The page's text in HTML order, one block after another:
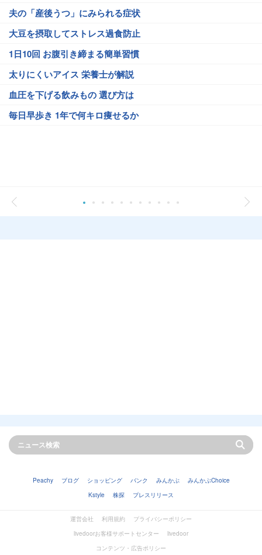
夫の「産後うつ」にみられる症状
大豆を摂取してストレス過食防止
1日10回 お腹引き締まる簡単習慣
太りにくいアイス 栄養士が解説
血圧を下げる飲みもの 選び方は
毎日早歩き 1年で何キロ痩せるか
Peachy ブログ ショッピング バンク みんかぶ
みんかぶChoice
Kstyle
株探 プレスリリース
運営会社 利用規約
プライバシーポリシー
livedoorお客様サポートセンター
livedoor
コンテンツ・広告ポリシー